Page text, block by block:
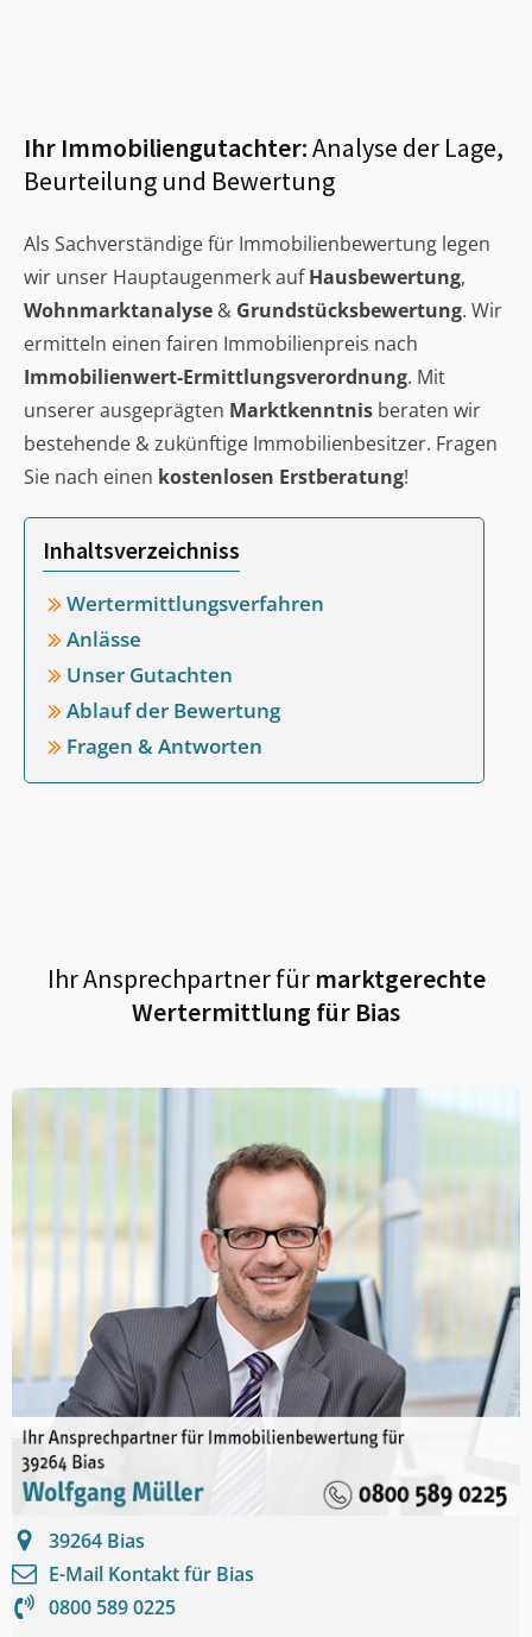
Ihr Immobiliengutachter:Analyse der Lage,
Beurteilung und Bewertung
Als Sachverständige für Immobilienbewertung legen
wir unser Hauptaugenmerk aufHausbewertung,
Wohnmarktanalyse & Grundstücksbewertung. Wir
ermitteln einen fairen Immobilienpreis nach
Immobilienwert-Ermittlungsverordnung. Mit
unserer ausgeprägten Marktkenntnis beraten wir
bestehende & zukünftige Immobilienbesitzer. Fragen
Sie nach einen kostenlosen Erstberatung!
Inhaltsverzeichniss
Wertermittlungsverfahren
Anlässe
Unser Gutachten
Ablauf der Bewertung
Fragen & Antworten
Ihr Ansprechpartner fürmarktgerechte
Wertermittlung für Bias
39264 Bias
E-Mail Kontakt für Bias
0800 589 0225